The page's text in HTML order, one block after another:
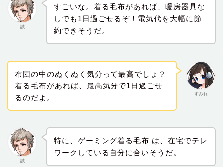
誠
すごいな。着る毛布があれば、暖房器具な
しでも1日過ごせるぞ！電気代を大幅に節
約できそうだ。
すみれ
布団の中のぬくぬく気分って最高でしょ？
着る毛布があれば、最高気分で1日過ごせ
るのだよ。
誠
特に、ゲーミング着る毛布 は、在宅でテレ
ワークしている自分に合いそうだ。